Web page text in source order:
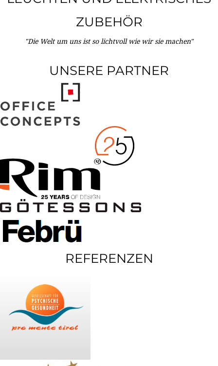
ZUBEHÖR
"Die Welt um uns ist so lichtvoll wie wir sie machen"
UNSERE PARTNER
REFERENZEN